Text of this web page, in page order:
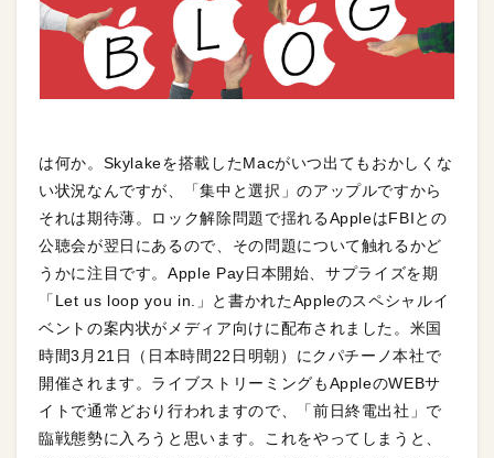
は何か。Skylakeを搭載したMacがいつ出てもおかしくな
い状況なんですが、「集中と選択」のアップルですから
それは期待薄。ロック解除問題で揺れるAppleはFBIとの
公聴会が翌日にあるので、その問題について触れるかど
うかに注目です。Apple Pay日本開始、サプライズを期
「Let us loop you in.」と書かれたAppleのスペシャルイ
ベントの案内状がメディア向けに配布されました。米国
時間3月21日（日本時間22日明朝）にクパチーノ本社で
開催されます。ライブストリーミングもAppleのWEBサ
イトで通常どおり行われますので、「前日終電出社」で
臨戦態勢に入ろうと思います。これをやってしまうと、